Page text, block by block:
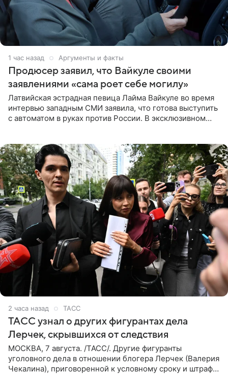
1 час назад Аргументы и факты
Продюсер заявил, что Вайкуле своими
заявлениями «сама роет себе могилу»
Латвийская эстрадная певица Лайма Вайкуле во время
интервью западным СМИ заявила, что готова выступить
с автоматом в руках против России. В эксклюзивном
2 часа назад ТАСС
ТАСС узнал о других фигурантах дела
Лерчек, скрывшихся от следствия
МОСКВА, 7 августа. /ТАСС/. Другие фигуранты
уголовного дела в отношении блогера Лерчек (Валерия
Чекалина), приговоренной к условному сроку и штрафу,